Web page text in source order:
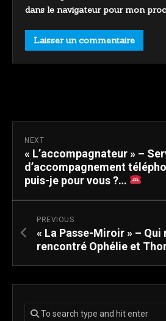
dans le navigateur pour mon
NEXT
« L’accompagnateur » –
d’accompagnement
puis-je pour vous ?…
PREVIOUS
« La Passe-Miroir » – Qui
rencontré Ophélie et